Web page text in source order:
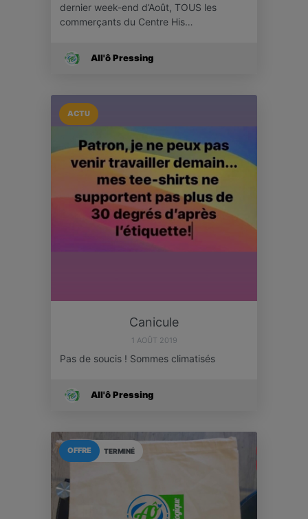
dernier week-end d’Août, TOUS les
commerçants du Centre His…
All'ô Pressing
ACTU
Canicule
1 AOÛT 2019
Pas de soucis ! Sommes climatisés
All'ô Pressing
TERMINÉ
OFFRE